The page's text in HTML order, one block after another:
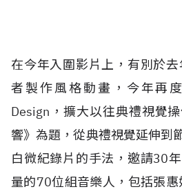
在今年入圍影片上，有別於
者製作風格動畫，今年再
Design，擴大以往典禮視覺
響》為題，從典禮視覺延伸到
白微紀錄片的手法，邀請30
量的70位組音樂人，包括張惠